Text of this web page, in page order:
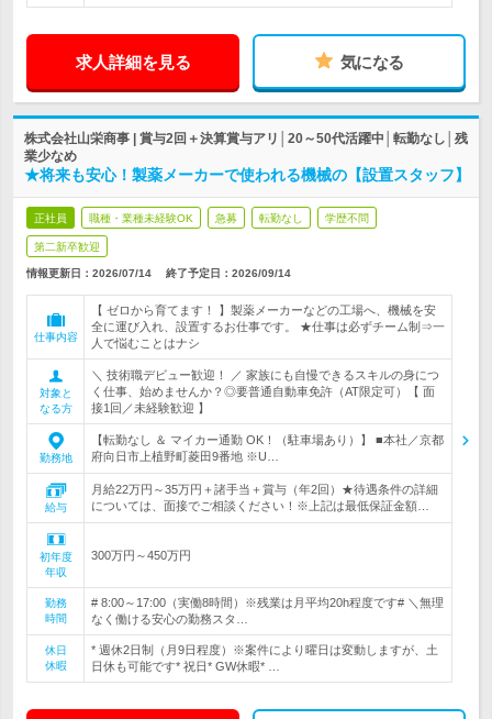
求人詳細を見る 気になる
株式会社山栄商事 | 賞与2回＋決算賞与アリ│20～50代活躍中│転勤なし│残
業少なめ
★将来も安心！製薬メーカーで使われる機械の【設置スタッフ】
正社員 職種・業種未経験OK 急募 転勤なし 学歴不問
第二新卒歓迎
情報更新日：2026/07/14 終了予定日： 2026/09/14
仕事内容
【 ゼロから育てます！ 】製薬メーカーなどの工場へ、機械を安
全に運び入れ、設置するお仕事です。 ★仕事は必ずチーム制⇒一
人で悩むことはナシ
対象と
なる方
＼ 技術職デビュー歓迎！ ／ 家族にも自慢できるスキルの身につ
く仕事、始めませんか？◎要普通自動車免許（AT限定可）【 面
接1回／未経験歓迎 】
勤務地
【転勤なし ＆ マイカー通勤 OK！（駐車場あり）】 ■本社／京都
府向日市上植野町菱田9番地 ※U…
給与
月給22万円～35万円＋諸手当＋賞与（年2回）★待遇条件の詳細
については、面接でご相談ください！※上記は最低保証金額…
初年度
年収
300万円～450万円
勤務
時間
# 8:00～17:00（実働8時間）※残業は月平均20h程度です# ＼無理
なく働ける安心の勤務スタ…
休日
休暇
* 週休2日制（月9日程度）※案件により曜日は変動しますが、土
日休も可能です* 祝日* GW休暇* …